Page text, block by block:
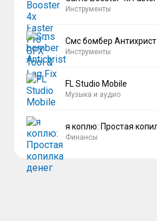
Инструменты
Смс бомбер Антихрист
Инструменты
FL Studio Mobile
Музыка и аудио
Финансы